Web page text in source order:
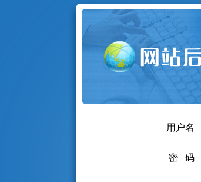
用户名
密 码